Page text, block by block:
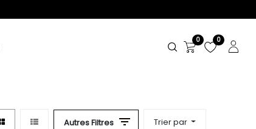
0 0
Trier par
Autres Filtres